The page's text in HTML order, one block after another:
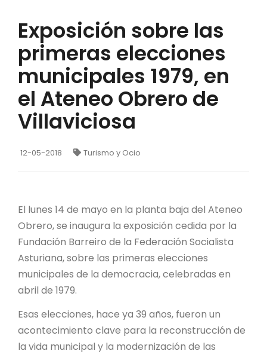
Exposición sobre las
primeras elecciones
municipales 1979, en
el Ateneo Obrero de
Villaviciosa
12-05-2018 Turismo y Ocio
El lunes 14 de mayo en la planta baja del Ateneo
Obrero, se inaugura la exposición cedida por la
Fundación Barreiro de la Federación Socialista
Asturiana, sobre las primeras elecciones
municipales de la democracia, celebradas en
abril de 1979.
Esas elecciones, hace ya 39 años, fueron un
acontecimiento clave para la reconstrucción de
la vida municipal y la modernización de las